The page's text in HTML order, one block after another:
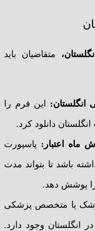
متقاضیان باید
انگلستان: این فرم را
دانلود کرد.
ماه اعتبار: پاسپورت
باشد تا بتواند مدت
پوشش دهد.
یا متخصص پزشکی
انگلستان وجود دارد.